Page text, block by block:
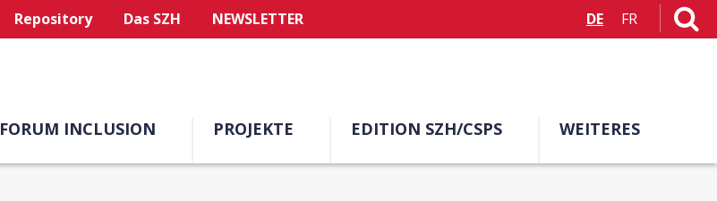
Repository Das SZH NEWSLETTER DE FR
FORUM INCLUSION PROJEKTE EDITION SZH/CSPS WEITERES